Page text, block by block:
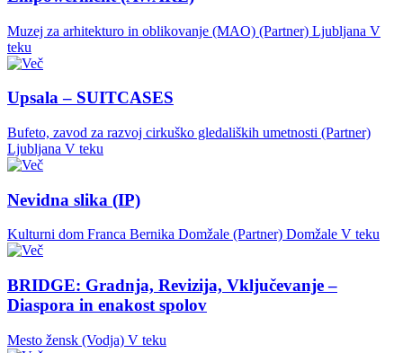
Muzej za arhitekturo in oblikovanje (MAO) (Partner) Ljubljana V
teku
Upsala – SUITCASES
Bufeto, zavod za razvoj cirkuško gledaliških umetnosti (Partner)
Ljubljana V teku
Nevidna slika (IP)
Kulturni dom Franca Bernika Domžale (Partner) Domžale V teku
BRIDGE: Gradnja, Revizija, Vključevanje –
Diaspora in enakost spolov
Mesto žensk (Vodja) V teku